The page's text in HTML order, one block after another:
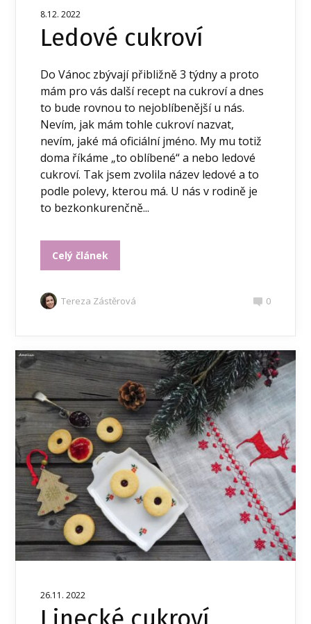
8.12. 2022
Ledové cukroví
Do Vánoc zbývají přibližně 3 týdny a proto
mám pro vás další recept na cukroví a dnes
to bude rovnou to nejoblíbenější u nás.
Nevím, jak mám tohle cukroví nazvat,
nevím, jaké má oficiální jméno. My mu totiž
doma říkáme „to oblíbené“ a nebo ledové
cukroví. Tak jsem zvolila název ledové a to
podle polevy, kterou má. U nás v rodině je
to bezkonkurenčně...
Celý článek
Tereza Zástěrová 0
26.11. 2022